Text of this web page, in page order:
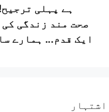
ہے پہلی
صحت مند زندگی
ایک قدم... ہمارے
اشتہار